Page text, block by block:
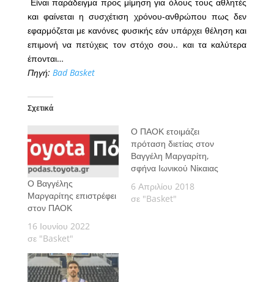
και φαίνεται η συσχέτιση χρόνου-ανθρώπου πως δεν
εφαρμόζεται με κανόνες φυσικής εάν υπάρχει θέληση και
επιμονή να πετύχεις τον στόχο σου.. και τα καλύτερα
έπονται…
Πηγή: Bad Basket
Σχετικά
Ο Βαγγέλης
Μαργαρίτης επιστρέφει
στον ΠΑΟΚ
16 Ιουνίου 2022
σε "Basket"
Ο ΠΑΟΚ ετοιμάζει
πρόταση διετίας στον
Βαγγέλη Μαργαρίτη,
σφήνα Ιωνικού Νίκαιας
6 Απριλίου 2018
σε "Basket"